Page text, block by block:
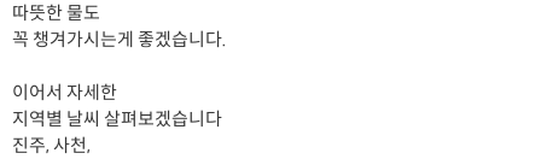
따뜻한 물도
꼭 챙겨가시는게 좋겠습니다.
이어서 자세한
지역별 날씨 살펴보겠습니다
진주, 사천,